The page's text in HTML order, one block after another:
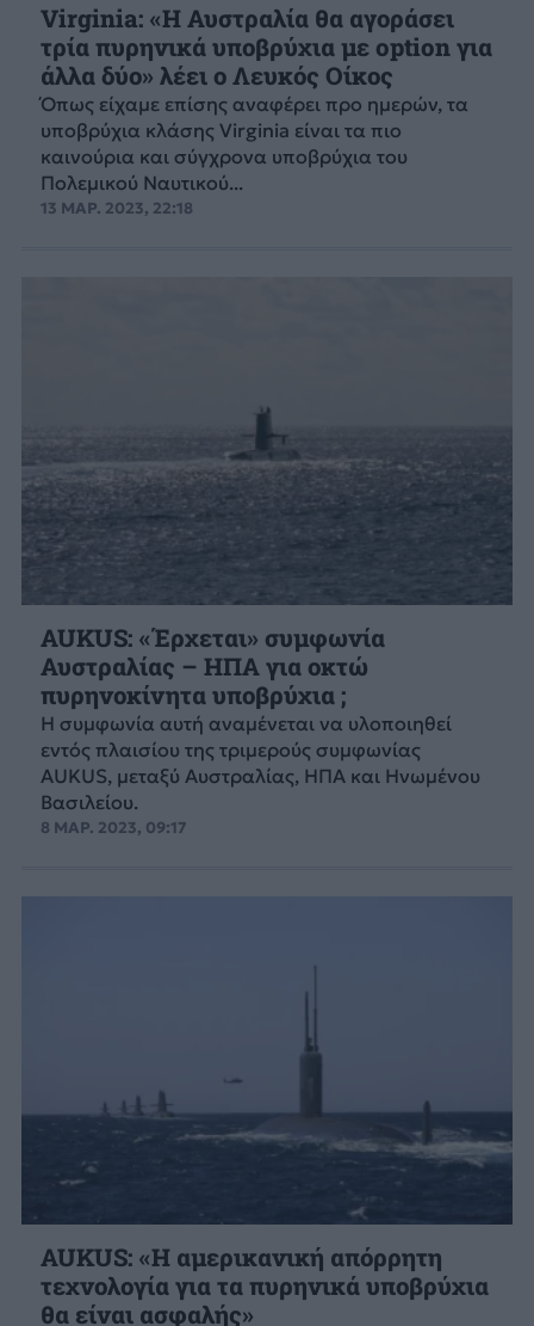
Virginia: «Η Αυστραλία θα αγοράσει
τρία πυρηνικά υποβρύχια με option για
άλλα δύο» λέει ο Λευκός Οίκος
Όπως είχαμε επίσης αναφέρει προ ημερών, τα
υποβρύχια κλάσης Virginia είναι τα πιο
καινούρια και σύγχρονα υποβρύχια του
Πολεμικού Ναυτικού...
13 ΜΑΡ. 2023, 22:18
AUKUS: «Έρχεται» συμφωνία
Αυστραλίας – ΗΠΑ για οκτώ
πυρηνοκίνητα υποβρύχια ;
Η συμφωνία αυτή αναμένεται να υλοποιηθεί
εντός πλαισίου της τριμερούς συμφωνίας
AUKUS, μεταξύ Αυστραλίας, ΗΠΑ και Ηνωμένου
Βασιλείου.
8 ΜΑΡ. 2023, 09:17
AUKUS: «Η αμερικανική απόρρητη
τεχνολογία για τα πυρηνικά υποβρύχια
θα είναι ασφαλής»